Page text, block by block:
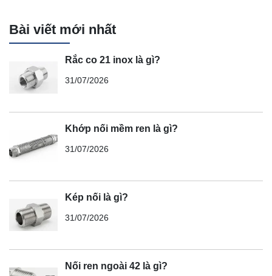
Bài viết mới nhất
Rắc co 21 inox là gì?
31/07/2026
Khớp nối mềm ren là gì?
31/07/2026
Kép nối là gì?
31/07/2026
Nối ren ngoài 42 là gì?